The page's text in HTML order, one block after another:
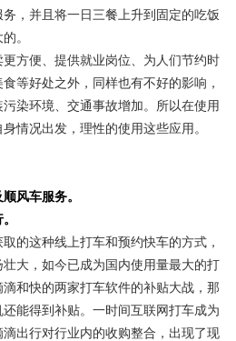
，并且将一日三餐上升到固定的吃饭
。
方便、提供就业岗位、为人们节约时
等好处之外，同样也有不好的影响，
染环境、交通事故增加。所以在使用
情况出发，理性的使用这些应用。
风车服务。
的这种线上打车和预约快车的方式，
大，如今已成为国内使用量最大的打
和快的两家打车软件的补贴大战，那
能得到补贴。一时间互联网打车成为
出行对行业内的收购整合，出现了现